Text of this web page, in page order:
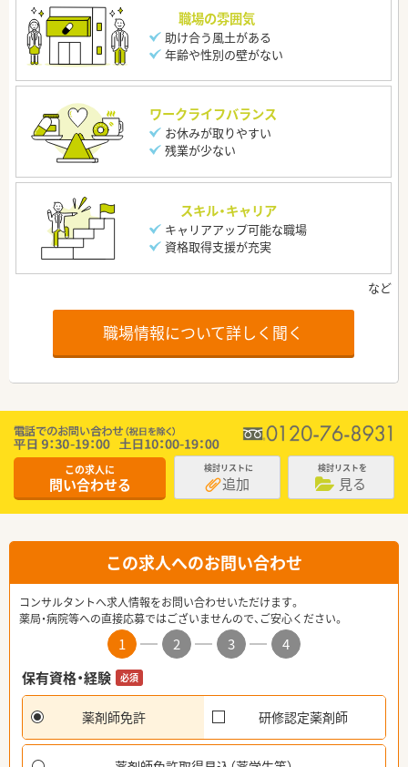
職場の雰囲気
助け合う風土がある
年齢や性別の壁がない
ワークライフバランス
お休みが取りやすい
残業が少ない
スキル・キャリア
キャリアアップ可能な職場
資格取得支援が充実
職場情報について詳しく聞く
この求人に
問い合わせる
検討リストに
追加
検討リストを
見る
この求人へのお問い合わせ
コンサルタントへ求人情報をお問い合わせいただけます。
薬局・病院等への直接応募ではございませんので、ご安心ください。
1 2 3
4
保有資格・経験
必須
薬剤師免許 研修認定薬剤師